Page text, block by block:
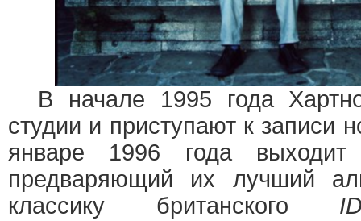
В начале 1995 года
студии и приступают к записи
январе 1996 года
предваряющий их лучший
классику британского